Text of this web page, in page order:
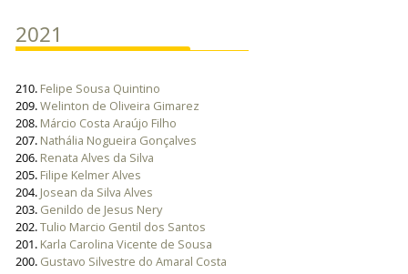
2021
210. Felipe Sousa Quintino
209.Welinton de Oliveira Gimarez
208. Márcio Costa Araújo Filho
207. Nathália Nogueira Gonçalves
206. Renata Alves da Silva
205. Filipe Kelmer Alves
204. Josean da Silva Alves
203. Genildo de Jesus Nery
202.Tulio Marcio Gentil dos Santos
201. Karla Carolina Vicente de Sousa
200. Gustavo Silvestre do Amaral Costa